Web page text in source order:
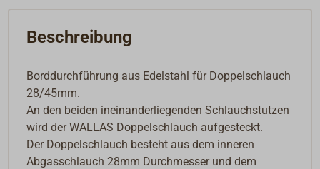
Beschreibung
Borddurchführung aus Edelstahl für Doppelschlauch
28/45mm.
An den beiden ineinanderliegenden Schlauchstutzen
wird der WALLAS Doppelschlauch aufgesteckt.
Der Doppelschlauch besteht aus dem inneren
Abgasschlauch 28mm Durchmesser und dem